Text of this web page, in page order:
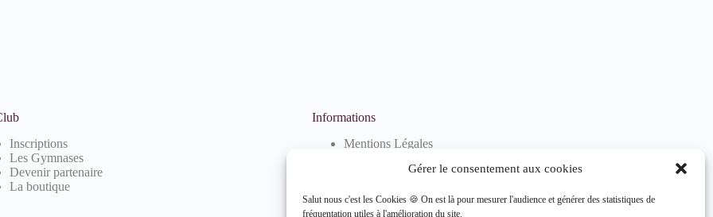
Gérer le consentement aux cookies
Salut nous c'est les Cookies 🍪 On est là pour mesurer l'audience et générer des statistiques de
fréquentation utiles à l'amélioration du site.
Inscriptions
Les Gymnases
Devenir partenaire
La boutique
Informations
Mentions Légales
Politique de cookies (UE)